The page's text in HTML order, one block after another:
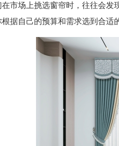
场上挑选窗帘时，往往会发
据自己的预算和需求选到合适